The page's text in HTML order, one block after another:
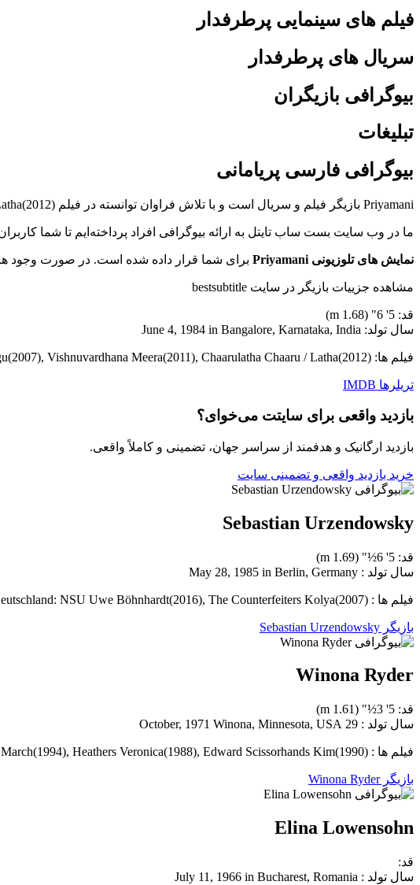
فیلم های سینمایی پرطرفدار
سریال های پرطرفدار
بیوگرافی بازیگران
تبلیغات
بیوگرافی فارسی پریامانی
Priyamani بازیگر فیلم و سریال است و با تلاش فراوان توانسته در فیلم Paruthiveeran Muththazhagu(2007), Vishnuvardhana Meera(2011), Chaarulatha Chaaru / Latha(2012) هنرنمایی کند.
ما در وب سایت بست ساب تایتل به ارائه بیوگرافی افراد پرداخته‌ایم تا شما
نمایش های تلوزیونی Priyamani برای شما قرار داده شده است. در صورت وجود
مشاهده جزییات بازیگر در سایت bestsubtitle
قد: 5' 6" (1.68 m)
سال تولد: June 4, 1984 in Bangalore, Karnataka, India
فیلم ها: Paruthiveeran Muththazhagu(2007), Vishnuvardhana Meera(2011), Chaarulatha Chaaru / Latha(2012)
تریلرها IMDB
بازدید واقعی برای سایتت می‌خوای؟
بازدید ارگانیک و هدفمند از سراسر جهان، تضمینی و کاملاً واقعی.
خرید بازدید واقعی و تضمینی سایت
Sebastian Urzendowsky
قد: 5' 6½" (1.69 m)
سال تولد : May 28, 1985 in Berlin, Germany
فیلم ها : The Way Back Kazik(2010), Mitten in Deutschland: NSU Uwe Böhnhardt(2016), The Counterfeiters Kolya(2007)
بازیگر Sebastian Urzendowsky
Winona Ryder
قد: 5' 3½" (1.61 m)
سال تولد : 29 October, 1971 Winona, Minnesota, USA
فیلم ها : Little Women Jo March(1994), Heathers Veronica(1988), Edward Scissorhands Kim(1990)
بازیگر Winona Ryder
Elina Lowensohn
قد:
سال تولد : July 11, 1966 in Bucharest, Romania